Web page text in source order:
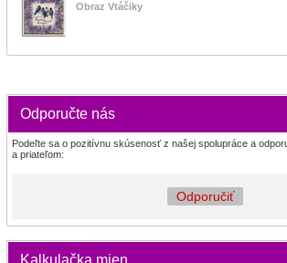
Obraz Vtáčiky
Odporučte nás
Podeľte sa o pozitívnu skúsenosť z našej spolupráce a
a priateľom:
Odporučiť